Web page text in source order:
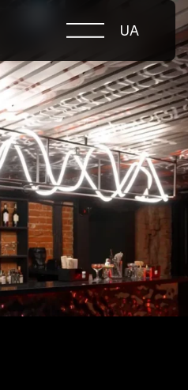
2026
2025
2025
Studio
UA